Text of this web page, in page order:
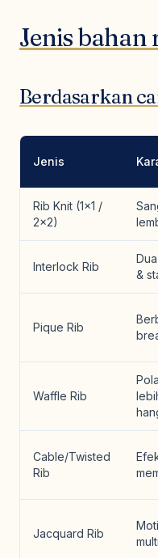
Jenis bahan
Berdasarkan
Jenis
Rib Knit (1×1 /
2×2)
Interlock Rib
&
Pique Rib
Waffle Rib
Cable/Twisted
Rib
Jacquard Rib